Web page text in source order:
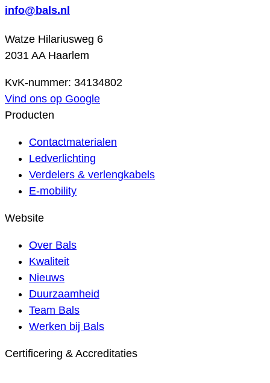
info@bals.nl
Watze Hilariusweg 6
2031 AA Haarlem
KvK-nummer: 34134802
Vind ons op Google
Producten
Contactmaterialen
Ledverlichting
Verdelers & verlengkabels
E-mobility
Website
Over Bals
Kwaliteit
Nieuws
Duurzaamheid
Team Bals
Werken bij Bals
Certificering & Accreditaties